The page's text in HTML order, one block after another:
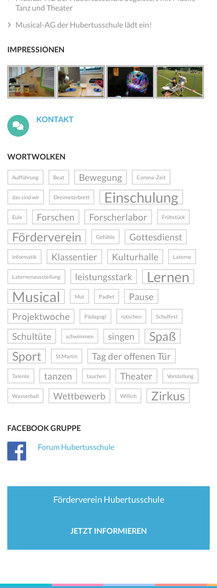
Tanz und Theater
Musical-AG der Hubertusschule lädt ein!
IMPRESSIONEN
KONTAKT
WORTWOLKEN
Aufführung Beat Bewegung Corona-Zeit
das sind wir Dreimeterbrett Einschulung
Eule Forschen Forscherlabor Frühstück
Förderverein Gefühle Gottesdienst
Informatik Klassentier Kulturhalle Laterne
Laternenausstellung leistungsstark
Lernen
Musical
Mut Padlet
Pause
Projektwoche
Pädagogi rutschen Schulfest
Schultüte schwimmen singen
Spaß
Sport
St.Martin Tag der offenen Tür
Talente tanzen tauchen Theater Vorstellung
Wasserball Wettbewerb Willich Zirkus
FACEBOOK GRUPPE
Forum Hubertusschule
Förderverein Hubertusschule
JETZT INFORMIEREN